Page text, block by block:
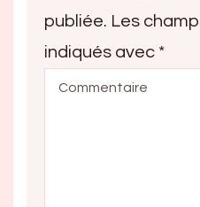
publiée. Les
indiqués avec *